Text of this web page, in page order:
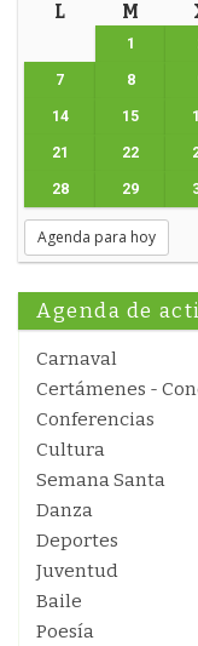
L M
1
7 8
14 15
21 22
28 29
Agenda para hoy
Agenda de
Carnaval
Certámenes -
Conferencias
Cultura
Semana Santa
Danza
Deportes
Juventud
Baile
Poesía